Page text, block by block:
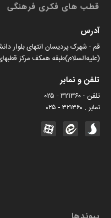
قطب های فکری فرهنگی
آدرس
قم - شهرک پردیسان انتهای بلوار
(علیه‌السلام)طبقه همکف مرکز
تلفن و نمابر
تلفن : ۳۲۱۳۶۰ - ۰۲۵
نمابر : ۳۲۱۳۶۰ - ۰۲۵